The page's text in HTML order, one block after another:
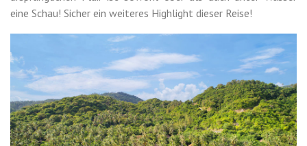
eine Schau! Sicher ein weiteres Highlight dieser Reise!